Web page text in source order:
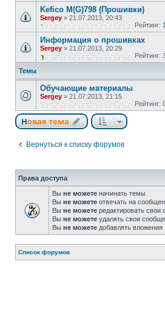
Kefico M(G)798 (Прошивки)
Sergey » 21.07.2013, 20:43
Рейтинг:
Информация о прошивках
Sergey » 21.07.2013, 20:29
Рейтинг:
Темы
Обучающие материалы
Sergey » 21.07.2013, 21:15
Рейтинг:
Новая тема
Вернуться к списку форумов
Права доступа
Вы не можете начинать темы
Вы не можете отвечать на
Вы не можете редактировать свои
Вы не можете удалять свои
Вы не можете добавлять вложения
Список форумов